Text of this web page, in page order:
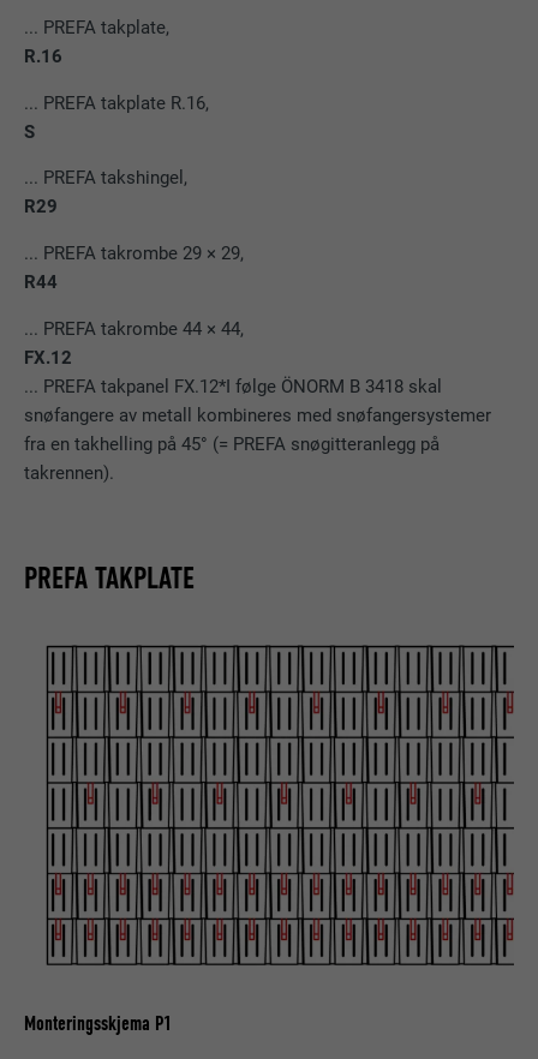
... PREFA takplate,
R.16
... PREFA takplate R.16,
S
... PREFA takshingel,
R29
... PREFA takrombe 29 × 29,
R44
... PREFA takrombe 44 × 44,
FX.12
... PREFA takpanel FX.12*I følge ÖNORM B 3418 skal
snøfangere av metall kombineres med snøfangersystemer
fra en takhelling på 45° (= PREFA snøgitteranlegg på
takrennen).
PREFA TAKPLATE
Monteringsskjema P1